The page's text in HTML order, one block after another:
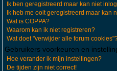
Ik ben geregistreerd maar kan niet
Ik heb me ooit geregistreerd maar kan
Wat is COPPA?
Waarom kan ik niet registreren?
Wat doet "verwijder alle forum
Gebruikers voorkeuren en
Hoe verander ik mijn instellingen?
De tijden zijn niet correct!